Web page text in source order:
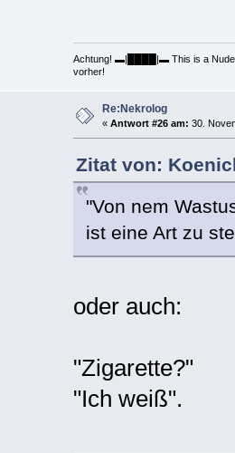
Achtung! ▬|████|▬ This is a
vorher!
Re:Nekrolog
« Antwort #26 am: 30.
Zitat von:
"Von nem
ist eine Art zu
oder auch:
"Zigarette?"
"Ich weiß".